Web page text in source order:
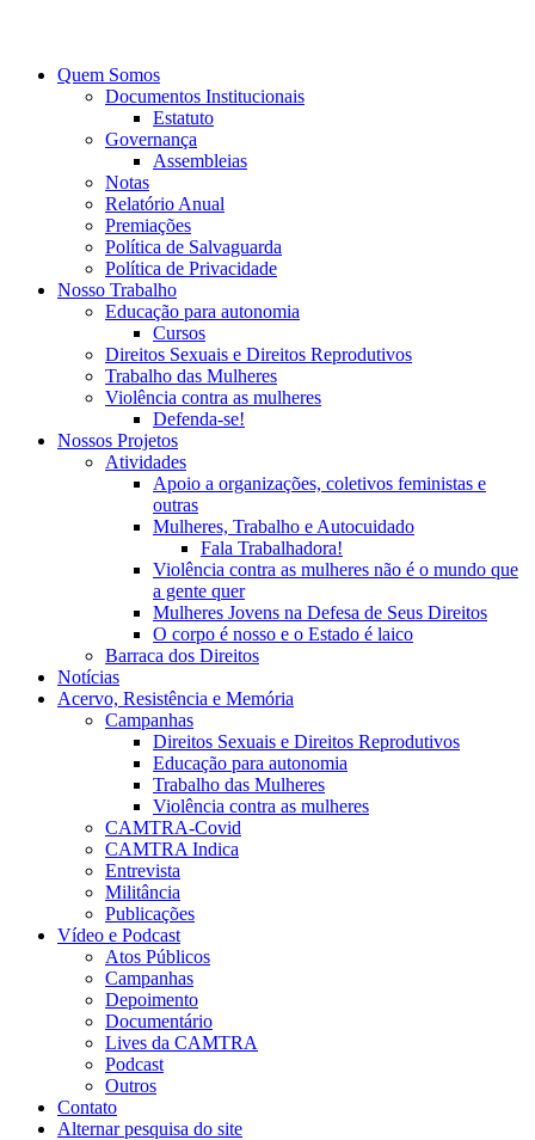
Quem Somos
Documentos Institucionais
Estatuto
Governança
Assembleias
Notas
Relatório Anual
Premiações
Política de Salvaguarda
Política de Privacidade
Nosso Trabalho
Educação para autonomia
Cursos
Direitos Sexuais e Direitos Reprodutivos
Trabalho das Mulheres
Violência contra as mulheres
Defenda-se!
Nossos Projetos
Atividades
Apoio a organizações, coletivos feministas e
outras
Mulheres, Trabalho e Autocuidado
Fala Trabalhadora!
Violência contra as mulheres não é o mundo que
a gente quer
Mulheres Jovens na Defesa de Seus Direitos
O corpo é nosso e o Estado é laico
Barraca dos Direitos
Notícias
Acervo, Resistência e Memória
Campanhas
Direitos Sexuais e Direitos Reprodutivos
Educação para autonomia
Trabalho das Mulheres
Violência contra as mulheres
CAMTRA-Covid
CAMTRA Indica
Entrevista
Militância
Publicações
Vídeo e Podcast
Atos Públicos
Campanhas
Depoimento
Documentário
Lives da CAMTRA
Podcast
Outros
Contato
Alternar pesquisa do site